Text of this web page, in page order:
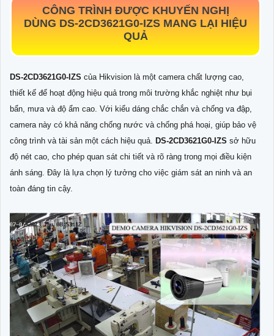
CÔNG TRÌNH ĐƯỢC KHUYẾN NGHỊ
DÙNG DS-2CD3621G0-IZS MANG LẠI HIỆU
QUẢ
DS-2CD3621G0-IZS của Hikvision là một camera chất lượng cao,
thiết kế để hoạt động hiệu quả trong môi trường khắc nghiệt như bụi
bẩn, mưa và độ ẩm cao. Với kiểu dáng chắc chắn và chống va đập,
camera này có khả năng chống nước và chống phá hoại, giúp bảo vệ
công trình và tài sản một cách hiệu quả. DS-2CD3621G0-IZS sở hữu
độ nét cao, cho phép quan sát chi tiết và rõ ràng trong mọi điều kiện
ánh sáng. Đây là lựa chọn lý tưởng cho việc giám sát an ninh và an
toàn đáng tin cậy.